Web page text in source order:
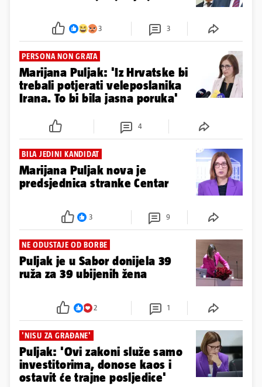
3 3
PERSONA NON GRATA
Marijana Puljak: 'Iz Hrvatske bi
trebali potjerati veleposlanika
Irana. To bi bila jasna poruka'
4
BILA JEDINI KANDIDAT
Marijana Puljak nova je
predsjednica stranke Centar
3 9
NE ODUSTAJE OD BORBE
Puljak je u Sabor donijela 39
ruža za 39 ubijenih žena
2 1
'NISU ZA GRAĐANE'
Puljak: 'Ovi zakoni služe samo
investitorima, donose kaos i
ostavit će trajne posljedice'